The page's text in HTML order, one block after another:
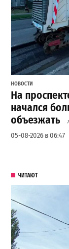
НОВОСТИ
На
начался
объезжать
05-08-2026 в 06:47
ЧИТАЮТ